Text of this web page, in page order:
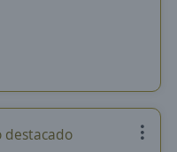
destacado